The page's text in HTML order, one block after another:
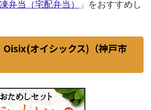
弁当（宅配弁当）
」をおすすめし
Oisix(オイシックス)（神戸市